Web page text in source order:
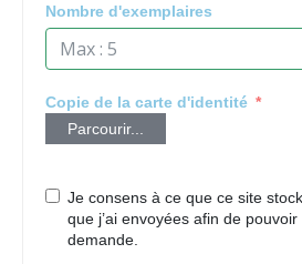
Nombre d'exemplaires
Copie de la carte d'identité
Parcourir...
Je consens à ce que ce site
que j’ai envoyées afin de
demande.